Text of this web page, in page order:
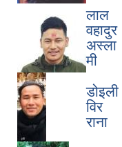
लाल
वहादुर
अस्ला
मी
डोइली
विर
राना